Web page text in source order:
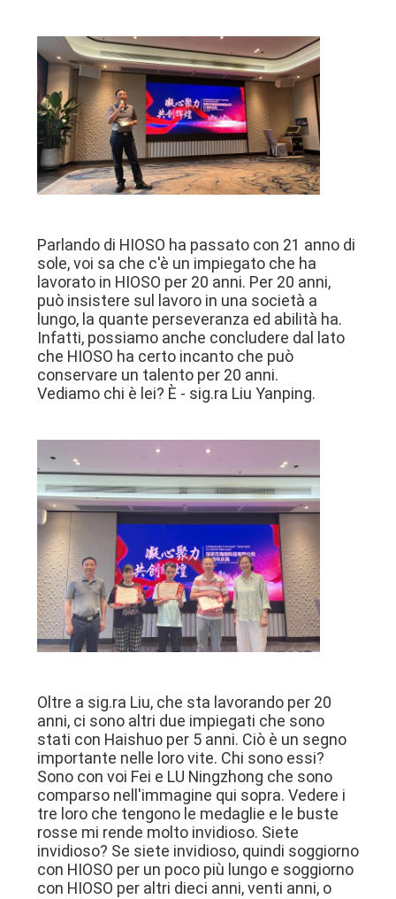
Parlando di HIOSO ha passato con 21 anno di
sole, voi sa che c'è un impiegato che ha
lavorato in HIOSO per 20 anni. Per 20 anni,
può insistere sul lavoro in una società a
lungo, la quante perseveranza ed abilità ha.
Infatti, possiamo anche concludere dal lato
che HIOSO ha certo incanto che può
conservare un talento per 20 anni.
Vediamo chi è lei? È - sig.ra Liu Yanping.
Oltre a sig.ra Liu, che sta lavorando per 20
anni, ci sono altri due impiegati che sono
stati con Haishuo per 5 anni. Ciò è un segno
importante nelle loro vite. Chi sono essi?
Sono con voi Fei e LU Ningzhong che sono
comparso nell'immagine qui sopra. Vedere i
tre loro che tengono le medaglie e le buste
rosse mi rende molto invidioso. Siete
invidioso? Se siete invidioso, quindi soggiorno
con HIOSO per un poco più lungo e soggiorno
con HIOSO per altri dieci anni, venti anni, o